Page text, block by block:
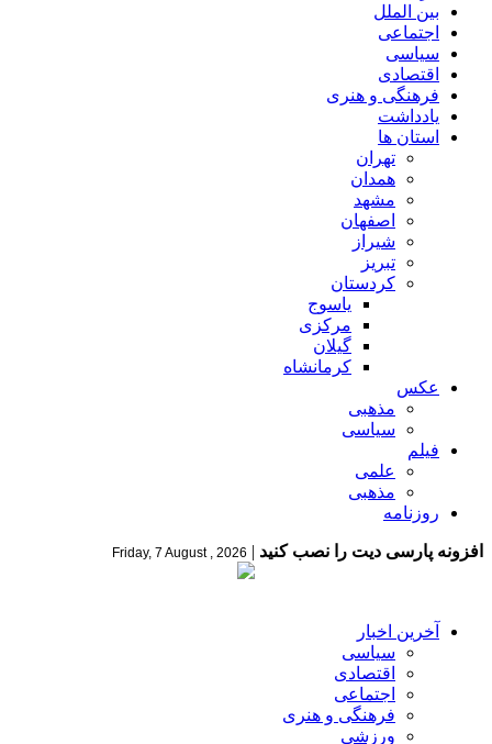
بین الملل
اجتماعی
سیاسی
اقتصادی
فرهنگی و هنری
یادداشت
استان ها
تهران
همدان
مشهد
اصفهان
شیراز
تبریز
کردستان
یاسوج
مرکزی
گیلان
کرمانشاه
عکس
مذهبی
سیاسی
فیلم
علمی
مذهبی
روزنامه
افزونه پارسی دیت را نصب کنید |
Friday, 7 August , 2026
آخرین اخبار
سیاسی
اقتصادی
اجتماعی
فرهنگی و هنری
ورزشی